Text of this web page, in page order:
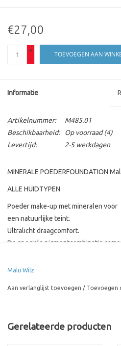
€27,00
+
-
TOEVOEGEN AAN
Informatie
Artikelnummer:
M485.01
Beschikbaarheid:
Op voorraad(4)
Levertijd:
2-5 werkdagen
MINERALE POEDERFOUNDATION
ALLE HUIDTYPEN
Poeder make-up met mineralen voor
een natuurlijke teint.
Ultralicht draagcomfort.
De speciale pigmentcombinatie
PUDER
LICHTE TOT MEDIUM DEKKING
make-up voor de gevoelige huid De
Malu Wilz
Aan verlanglijst toevoegen / Toevoegen
Gerelateerde producten